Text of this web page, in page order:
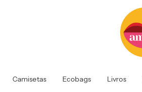
Camisetas Ecobags Livros